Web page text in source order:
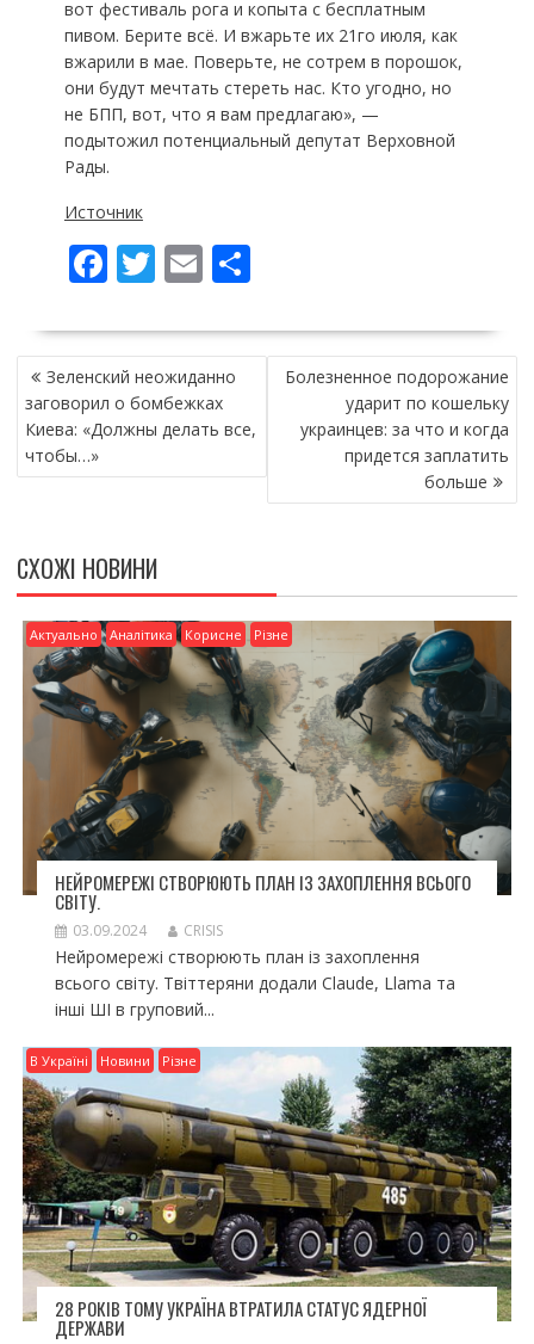
вот фестиваль рога и копыта с бесплатным
пивом. Берите всё. И вжарьте их 21го июля, как
вжарили в мае. Поверьте, не сотрем в порошок,
они будут мечтать стереть нас. Кто угодно, но
не БПП, вот, что я вам предлагаю», —
подытожил потенциальный депутат Верховной
Рады.
Источник
F
e
b
o
k
T
itt
er
E
ai
l
П
ді
и
т
и
НАВІГАЦІЯ
ЗАПИСІВ
Зеленский неожиданно
заговорил о бомбежках
Киева: «Должны делать все,
чтобы…»
Болезненное подорожание
ударит по кошельку
украинцев: за что и когда
придется заплатить
больше
СХОЖІ НОВИНИ
Актуально Аналітика Корисне Різне
НЕЙРОМЕРЕЖІ СТВОРЮЮТЬ ПЛАН ІЗ ЗАХОПЛЕННЯ ВСЬОГО
СВІТУ.
03.09.2024 CRISIS
Нейромережі створюють план із захоплення
всього світу. Твіттеряни додали Claude, Llama та
інші ШІ в груповий...
В Україні Новини Різне
28 РОКІВ ТОМУ УКРАЇНА ВТРАТИЛА СТАТУС ЯДЕРНОЇ
ДЕРЖАВИ